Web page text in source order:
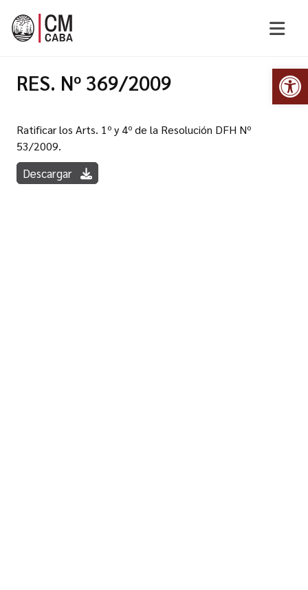
RES. Nº 369/2009
Ratificar los Arts. 1º y 4º de la Resolución DFH Nº
53/2009.
Descargar